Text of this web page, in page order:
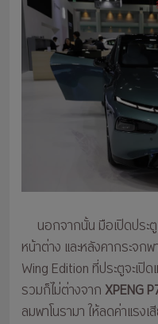
นอกจากนั้น มือเปิดประ
หน้าต่าง และหลังคากระจก
Wing Edition ที่ประตูจะเปิ
รวมก็ไม่ต่างจากXPENG
ลมพาโนรามา ให้ลดค่าแรง